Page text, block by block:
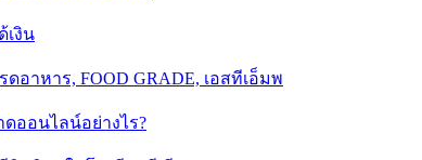
เงิน
รดอาหาร, FOOD GRADE, เอสทีเอ็มพ
ดออนไลน์อย่างไร?